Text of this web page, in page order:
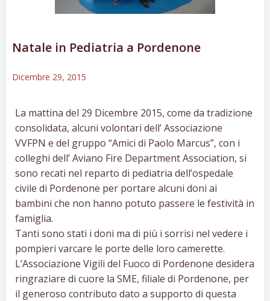
Natale in Pediatria a Pordenone
Dicembre 29, 2015
La mattina del 29 Dicembre 2015, come da tradizione
consolidata, alcuni volontari dell’ Associazione
VVFPN e del gruppo “Amici di Paolo Marcus”, con i
colleghi dell’ Aviano Fire Department Association, si
sono recati nel reparto di pediatria dell’ospedale
civile di Pordenone per portare alcuni doni ai
bambini che non hanno potuto passere le festività in
famiglia.
Tanti sono stati i doni ma di più i sorrisi nel vedere i
pompieri varcare le porte delle loro camerette.
L’Associazione Vigili del Fuoco di Pordenone desidera
ringraziare di cuore la SME, filiale di Pordenone, per
il generoso contributo dato a supporto di questa